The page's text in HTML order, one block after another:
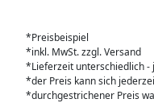
*Preisbeispiel
*inkl. MwSt. zzgl. Versand
*Lieferzeit unterschiedlich -
*der Preis kann sich
*durchgestrichener Preis